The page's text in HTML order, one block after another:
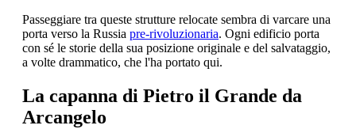
Passeggiare tra queste strutture relocate sembra di varcare una
porta verso la Russia pre-rivoluzionaria. Ogni edificio porta
con sé le storie della sua posizione originale e del salvataggio,
a volte drammatico, che l'ha portato qui.
La capanna di Pietro il Grande da
Arcangelo